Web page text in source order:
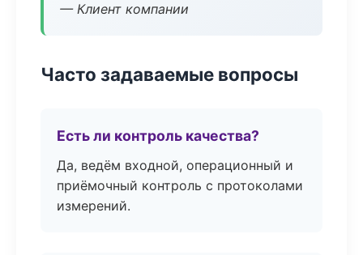
— Клиент компании
Часто задаваемые вопросы
Есть ли контроль качества?
Да, ведём входной, операционный и
приёмочный контроль с протоколами
измерений.